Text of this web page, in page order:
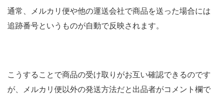
通常、メルカリ便や他の運送会社で商品を送った場合には
追跡番号というものが自動で反映されます。
こうすることで商品の受け取りがお互い確認できるのです
が、メルカリ便以外の発送方法だと出品者がコメント欄で